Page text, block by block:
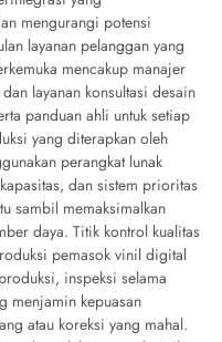
mengurangi potensi
layanan pelanggan yang
mencakup manajer
layanan konsultasi desain
panduan ahli untuk setiap
yang diterapkan oleh
perangkat lunak
dan sistem prioritas
sambil memaksimalkan
daya. Titik kontrol kualitas
pemasok vinil digital
inspeksi selama
menjamin kepuasan
atau koreksi yang mahal.